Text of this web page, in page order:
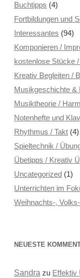
Buchtipps (4)
Fortbildungen und
Interessantes (94)
Komponieren /
kostenlose Stücke
Kreativ Begleiten /
Musikgeschichte &
Musiktheorie /
Notenhefte und
Rhythmus / Takt(4)
Spieltechnik /
Übetipps / Kreativ
Uncategorized(1)
Unterrichten im
Weihnachts-,
NEUESTE
Sandra zu Effektiv